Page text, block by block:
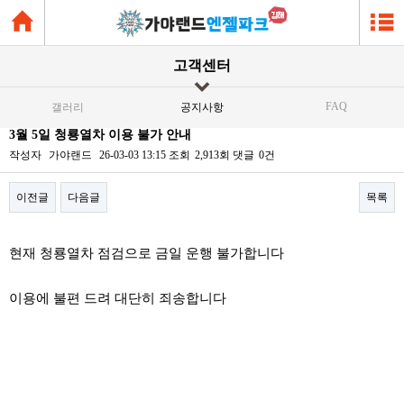
고객센터
갤러리 공지사항 FAQ
3월 5일 청룡열차 이용 불가 안내
작성자 가야랜드 26-03-03 13:15 조회 2,913회 댓글 0건
이전글 다음글 목록
현재 청룡열차 점검으로 금일 운행 불가합니다
이용에 불편 드려 대단히 죄송합니다